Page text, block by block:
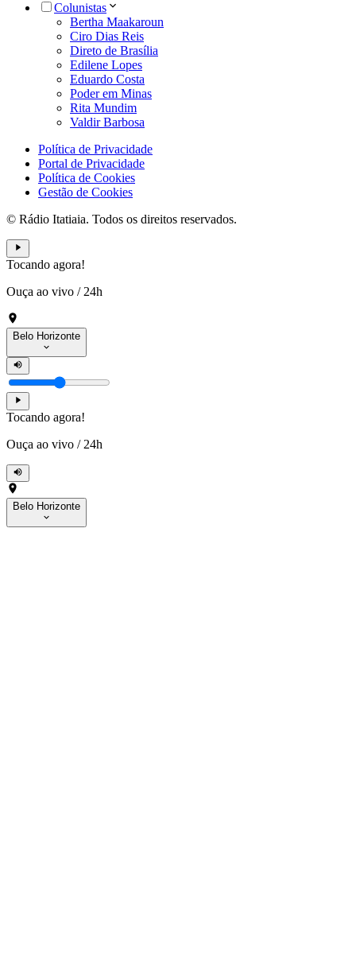
Colunistas
Bertha Maakaroun
Ciro Dias Reis
Direto de Brasília
Edilene Lopes
Eduardo Costa
Poder em Minas
Rita Mundim
Valdir Barbosa
Política de Privacidade
Portal de Privacidade
Política de Cookies
Gestão de Cookies
© Rádio Itatiaia. Todos os direitos reservados.
Tocando agora!
Ouça ao vivo / 24h
Belo Horizonte
Tocando agora!
Ouça ao vivo / 24h
Belo Horizonte